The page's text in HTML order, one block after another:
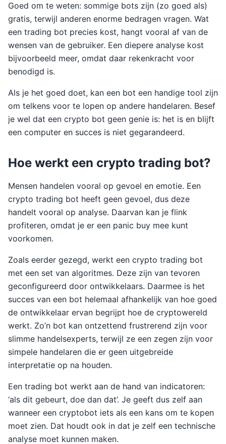
Goed om te weten: sommige bots zijn (zo goed als)
gratis, terwijl anderen enorme bedragen vragen. Wat
een trading bot precies kost, hangt vooral af van de
wensen van de gebruiker. Een diepere analyse kost
bijvoorbeeld meer, omdat daar rekenkracht voor
benodigd is.
Als je het goed doet, kan een bot een handige tool zijn
om telkens voor te lopen op andere handelaren. Besef
je wel dat een crypto bot geen genie is: het is en blijft
een computer en succes is niet gegarandeerd.
Hoe werkt een crypto trading bot?
Mensen handelen vooral op gevoel en emotie. Een
crypto trading bot heeft geen gevoel, dus deze
handelt vooral op analyse. Daarvan kan je flink
profiteren, omdat je er een panic buy mee kunt
voorkomen.
Zoals eerder gezegd, werkt een crypto trading bot
met een set van algoritmes. Deze zijn van tevoren
geconfigureerd door ontwikkelaars. Daarmee is het
succes van een bot helemaal afhankelijk van hoe goed
de ontwikkelaar ervan begrijpt hoe de cryptowereld
werkt. Zo’n bot kan ontzettend frustrerend zijn voor
slimme handelsexperts, terwijl ze een zegen zijn voor
simpele handelaren die er geen uitgebreide
interpretatie op na houden.
Een trading bot werkt aan de hand van indicatoren:
‘als dit gebeurt, doe dan dat’. Je geeft dus zelf aan
wanneer een cryptobot iets als een kans om te kopen
moet zien. Dat houdt ook in dat je zelf een technische
analyse moet kunnen maken.